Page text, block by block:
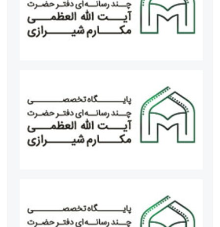
مراسم عزاداری شهادت حضرت زهرا سلام الله علیها با سخنرانی
معظم له
برگزار کنندگان همایش یکصدمین سالگشت باز تاسیس حوزه
علمیه قم